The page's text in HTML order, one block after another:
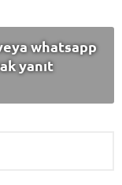
whatsapp
yanıt